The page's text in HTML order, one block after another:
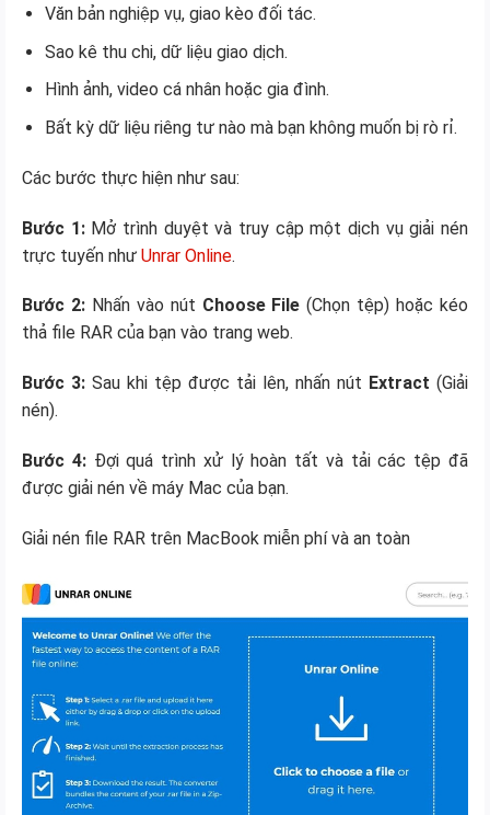
Văn bản nghiệp vụ, giao kèo đối tác.
Sao kê thu chi, dữ liệu giao dịch.
Hình ảnh, video cá nhân hoặc gia đình.
Bất kỳ dữ liệu riêng tư nào mà bạn không muốn bị rò rỉ.
Các bước thực hiện như sau:
Bước 1: Mở trình duyệt và truy cập một dịch vụ giải nén
trực tuyến như Unrar Online.
Bước 2: Nhấn vào nút Choose File (Chọn tệp) hoặc kéo
thả file RAR của bạn vào trang web.
Bước 3: Sau khi tệp được tải lên, nhấn nút Extract (Giải
nén).
Bước 4: Đợi quá trình xử lý hoàn tất và tải các tệp đã
được giải nén về máy Mac của bạn.
Giải nén file RAR trên MacBook miễn phí và an toàn